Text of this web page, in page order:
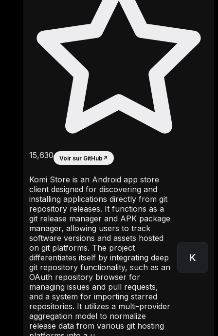
K
15,630 Voir sur GitHub ↗
Komi Store is an Android app store
client designed for discovering and
installing applications directly from git
repository releases. It functions as a
git release manager and APK package
manager, allowing users to track
software versions and assets hosted
on git platforms. The project
differentiates itself by integrating deep
git repository functionality, such as an
OAuth repository browser for
managing issues and pull requests,
and a system for importing starred
repositories. It utilizes a multi-provider
aggregation model to normalize
release data from various git hosting